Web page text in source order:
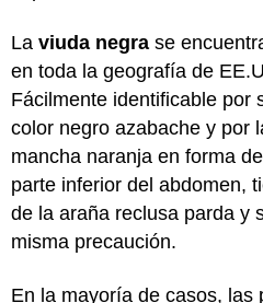
La viuda negra se
en toda la geografía de
Fácilmente identificable por
color negro azabache y por
mancha naranja en forma
parte inferior del abdomen,
de la araña reclusa parda y
misma precaución.
En la mayoría de casos, las